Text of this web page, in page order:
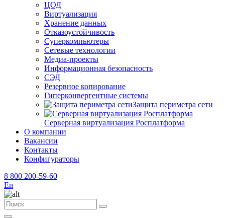
ЦОД
Виртуализация
Хранение данных
Отказоустойчивость
Суперкомпьютеры
Сетевые технологии
Медиа-проекты
Информационная безопасность
СЭД
Резервное копирование
Гиперконвергентные системы
Защита периметра сети
Серверная виртуализация Росплатформа
О компании
Вакансии
Контакты
Конфигураторы
8 800 200-59-60
En